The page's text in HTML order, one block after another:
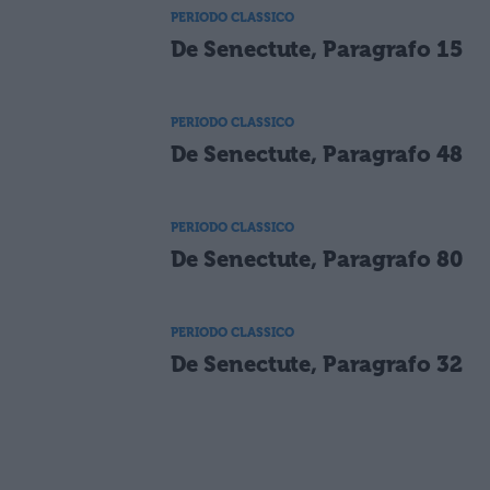
PERIODO CLASSICO
De Senectute, Paragrafo 15
PERIODO CLASSICO
De Senectute, Paragrafo 48
PERIODO CLASSICO
De Senectute, Paragrafo 80
PERIODO CLASSICO
De Senectute, Paragrafo 32